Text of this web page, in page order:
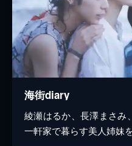
海街diary
綾瀬はるか、長澤まさみ
一軒家で暮らす美人姉妹